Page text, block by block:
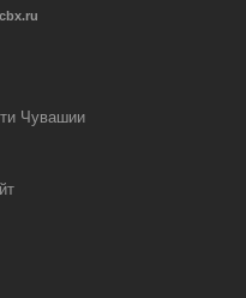
Чувашии